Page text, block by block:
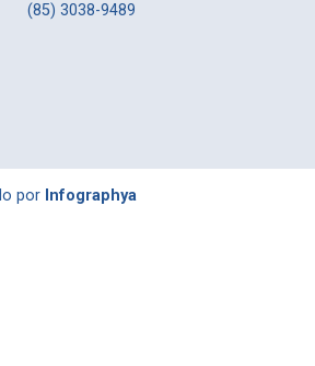
(85) 3038-9489
por Infographya